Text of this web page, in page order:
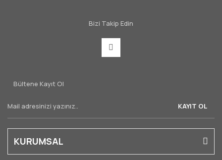
Bizi Takip Edin
Bültene Kayıt Ol
KAYIT OL
KURUMSAL